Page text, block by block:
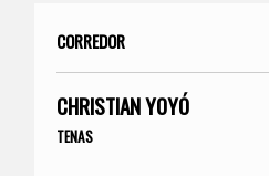
CORREDOR
CHRISTIAN YOYÓ
TENAS